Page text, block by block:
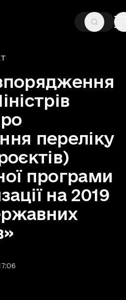
—
переліку
програми
на 2019